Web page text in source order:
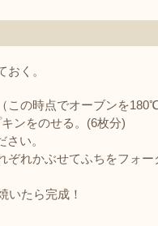
おく。
この時点でオーブンを
ンをのせる。(6枚分)
い。
ぞれかぶせてふちをフォ
いたら完成！